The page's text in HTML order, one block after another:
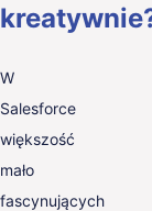
W
Salesforce
większość
mało
fascynujących